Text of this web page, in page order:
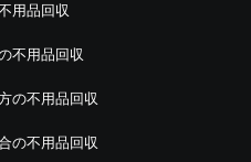
用品回収
不用品回収
の不用品回収
の不用品回収